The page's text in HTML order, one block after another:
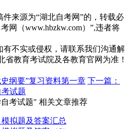
来源为“湖北自考网”的，转载必
网（www.hbzkw.com）”,违者将
有不实或侵权，请联系我们沟通解
省教育考试院及各教育官网为准！
纲要”复习资料第一章 下一篇：
试题
考试题" 相关文章推荐
拟题及答案汇总